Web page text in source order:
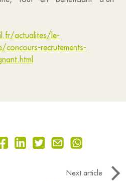
actualites/le-
recrutements-
Next article